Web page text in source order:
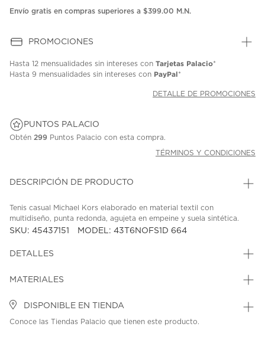
Envío gratis en compras superiores a $399.00 M.N.
PROMOCIONES
Hasta 12 mensualidades sin intereses con Tarjetas Palacio*
Hasta 9 mensualidades sin intereses con PayPal*
DETALLE DE PROMOCIONES
PUNTOS PALACIO
Obtén 299 Puntos Palacio con esta compra.
TÉRMINOS Y CONDICIONES
DESCRIPCIÓN DE PRODUCTO
Tenis casual Michael Kors elaborado en material textil con
multidiseño, punta redonda, agujeta en empeine y suela sintética.
SKU: 45437151 MODEL: 43T6NOFS1D 664
DETALLES
MATERIALES
DISPONIBLE EN TIENDA
Conoce las Tiendas Palacio que tienen este producto.